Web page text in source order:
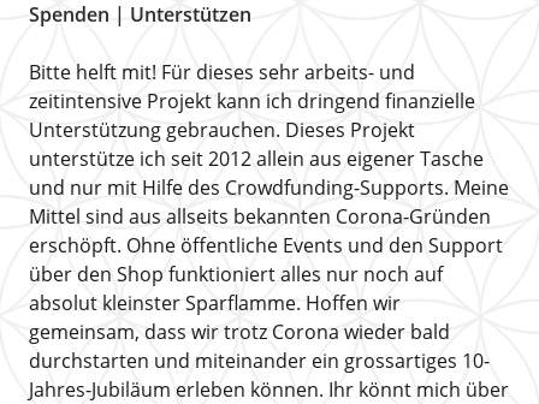
Spenden | Unterstützen
Bitte helft mit! Für dieses sehr arbeits- und
zeitintensive Projekt kann ich dringend finanzielle
Unterstützung gebrauchen. Dieses Projekt
unterstütze ich seit 2012 allein aus eigener Tasche
und nur mit Hilfe des Crowdfunding-Supports. Meine
Mittel sind aus allseits bekannten Corona-Gründen
erschöpft. Ohne öffentliche Events und den Support
über den Shop funktioniert alles nur noch auf
absolut kleinster Sparflamme. Hoffen wir
gemeinsam, dass wir trotz Corona wieder bald
durchstarten und miteinander ein grossartiges 10-
Jahres-Jubiläum erleben können. Ihr könnt mich über